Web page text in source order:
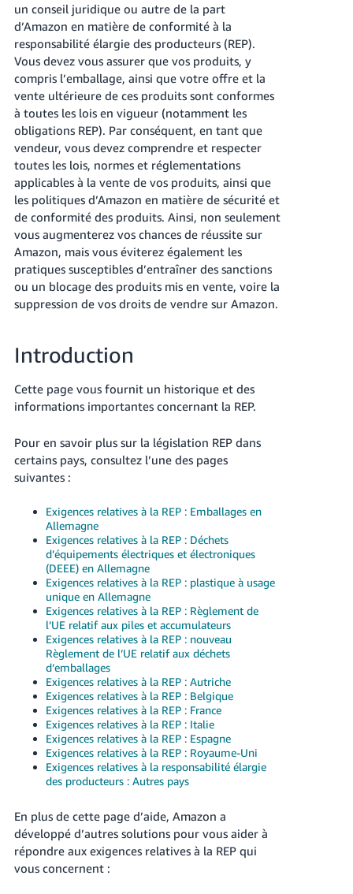
Français
Italiano
- IT
日
本
語
-
JP
한
국
어
-
KR
Español
English
Login
S'inscrire
un conseil juridique ou autre de la part
d’Amazon en matière de conformité à la
responsabilité élargie des producteurs (REP).
Vous devez vous assurer que vos produits, y
compris l’emballage, ainsi que votre offre et la
vente ultérieure de ces produits sont conformes
à toutes les lois en vigueur (notamment les
obligations REP). Par conséquent, en tant que
vendeur, vous devez comprendre et respecter
toutes les lois, normes et réglementations
applicables à la vente de vos produits, ainsi que
les politiques d’Amazon en matière de sécurité et
de conformité des produits. Ainsi, non seulement
vous augmenterez vos chances de réussite sur
Amazon, mais vous éviterez également les
pratiques susceptibles d’entraîner des sanctions
ou un blocage des produits mis en vente, voire la
suppression de vos droits de vendre sur Amazon.
Introduction
Cette page vous fournit un historique et des
informations importantes concernant la REP.
Pour en savoir plus sur la législation REP dans
certains pays, consultez l’une des pages
suivantes :
Exigences relatives à la REP : Emballages en
Allemagne
Exigences relatives à la REP : Déchets
d’équipements électriques et électroniques
(DEEE) en Allemagne
Exigences relatives à la REP : plastique à usage
unique en Allemagne
Exigences relatives à la REP : Règlement de
l’UE relatif aux piles et accumulateurs
Exigences relatives à la REP : nouveau
Règlement de l’UE relatif aux déchets
d’emballages
Exigences relatives à la REP : Autriche
Exigences relatives à la REP : Belgique
Exigences relatives à la REP : France
Exigences relatives à la REP : Italie
Exigences relatives à la REP : Espagne
Exigences relatives à la REP : Royaume-Uni
Exigences relatives à la responsabilité élargie
des producteurs : Autres pays
En plus de cette page d’aide, Amazon a
développé d’autres solutions pour vous aider à
répondre aux exigences relatives à la REP qui
vous concernent :